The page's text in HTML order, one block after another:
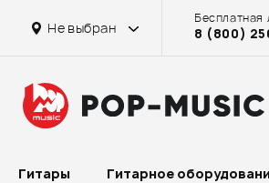
Не выбран
Бесплатная
8 (800)
Гитары Гитарное